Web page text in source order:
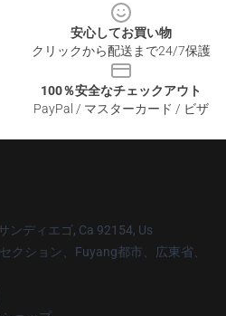
安心してお買い物
クリックから配送まで24/7保護
100％安全なチェックアウト
PayPal / マスターカード / ビザ
ンディエゴ, Ca 92154, Us
クション、Fuyang都市、広東省、